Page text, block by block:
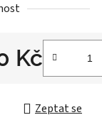
Kč
Zeptat se